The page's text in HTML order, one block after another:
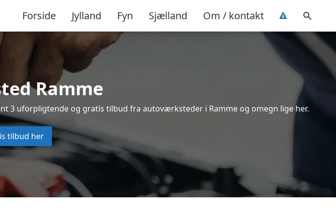
Forside Jylland Fyn Sjælland Om / kontakt
Ramme
3 uforpligtende og gratis tilbud fra autoværksteder i Ramme og omegn lige her.
tilbud her